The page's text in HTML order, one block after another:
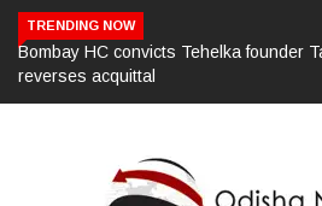
TRENDING NOW
Tarun Tejpal in rape case,